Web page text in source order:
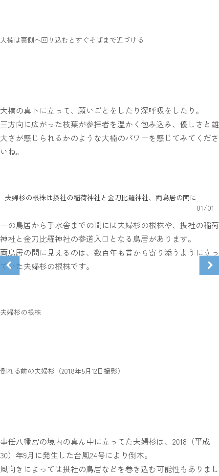
大楠は裏側へ回り込むとすぐそばまで近づける
大楠の真下に立って、願いごとをしたり深呼吸をしたり。
三方向に広がった枝葉が参拝者を温かく包み込み、優しさと雄
大さが感じられるかのような大楠のパワーを感じてみてくださ
いね。
夫婦杉の根株は摂社の稲荷神社と金刀比羅神社、両鳥居の間に
01/01
一の鳥居から手水舎までの間には夫婦杉の根株や、摂社の稲荷
神社と金刀比羅神社の参道入口となる鳥居があります。
両鳥居の間に見えるのは、数百年も昔から寄り添うように立っ
ていた夫婦杉の根株です。
夫婦杉の根株
倒れる前の夫婦杉（2018年5月12日撮影）
事任八幡宮の境内の真ん中に立ってた夫婦杉は、2018（平成
30）年9月に発生した台風24号により倒木。
風向きによっては摂社の鳥居などを巻き込む可能性もありまし